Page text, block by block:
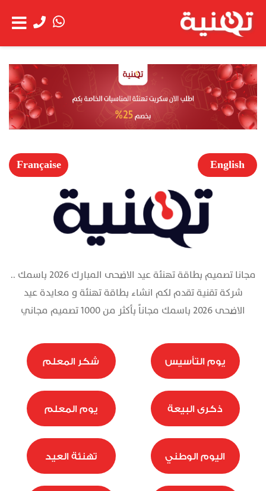
الحساب
شاهد العربة
عن
الشركة
خدمة
العملاء
الخدمات
English
Française
مجانا تصميم بطاقة تهنئة عيد الاضحى المبارك 2026 باسمك ..
شركة تقنية تقدم لكم انشاء بطاقة تهنئة و معايدة عيد
الاضحى 2026 باسمك مجاناً بأكثر من 1000 تصميم مجاني
يوم التأسيس شكر المعلم
ذكرى البيعة يوم المعلم
اليوم الوطني تهنئة العيد